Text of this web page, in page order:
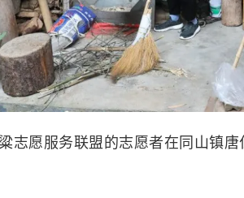
志愿服务联盟的志愿者在同山镇